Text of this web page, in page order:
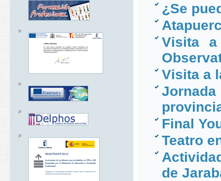
¿Se
Visita
Visita a
Final
Teatro
de